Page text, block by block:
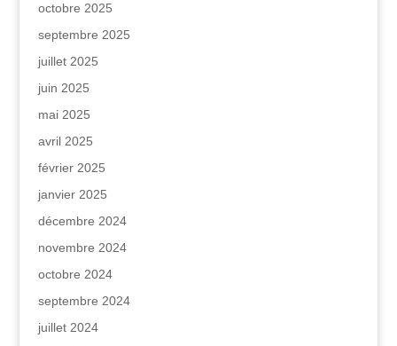
octobre 2025
septembre 2025
juillet 2025
juin 2025
mai 2025
avril 2025
février 2025
janvier 2025
décembre 2024
novembre 2024
octobre 2024
septembre 2024
juillet 2024